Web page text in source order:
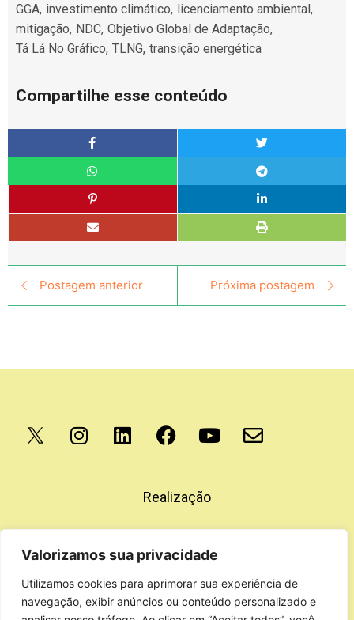
Valorizamos sua privacidade
Utilizamos cookies para aprimorar sua experiência de
navegação, exibir anúncios ou conteúdo personalizado e
GGA, investimento climático, licenciamento ambiental,
mitigação, NDC, Objetivo Global de Adaptação,
Tá Lá No Gráfico, TLNG, transição energética
Compartilhe esse conteúdo
Postagem anterior Próxima postagem
Realização